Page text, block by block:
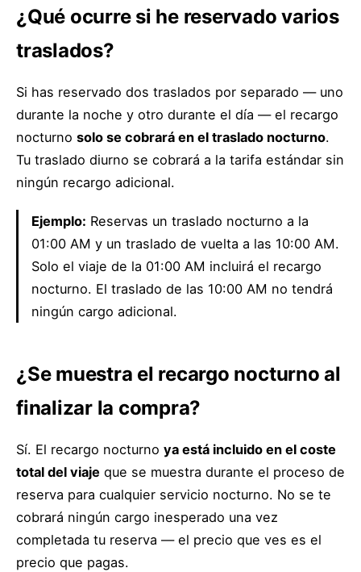
¿Qué ocurre si he reservado varios
traslados?
Si has reservado dos traslados por separado — uno
durante la noche y otro durante el día — el recargo
nocturno solo se cobrará en el traslado nocturno.
Tu traslado diurno se cobrará a la tarifa estándar sin
ningún recargo adicional.
Ejemplo: Reservas un traslado nocturno a la
01:00 AM y un traslado de vuelta a las 10:00 AM.
Solo el viaje de la 01:00 AM incluirá el recargo
nocturno. El traslado de las 10:00 AM no tendrá
ningún cargo adicional.
¿Se muestra el recargo nocturno al
finalizar la compra?
Sí. El recargo nocturno ya está incluido en el coste
total del viaje que se muestra durante el proceso de
reserva para cualquier servicio nocturno. No se te
cobrará ningún cargo inesperado una vez
completada tu reserva — el precio que ves es el
precio que pagas.